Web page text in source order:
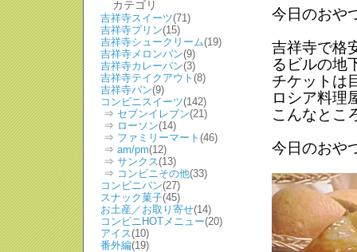
カテゴリ
吉祥寺スイーツ(71)
吉祥寺プリン(15)
吉祥寺シュークリーム(19)
吉祥寺メロンパン(9)
吉祥寺カレーパン(3)
吉祥寺テイクアウト (8)
吉祥寺パン(9)
コンビニスイーツ(142)
⇒ セブンイレブン(21)
⇒ ローソン(14)
⇒ ファミリーマート (46)
⇒ am/pm(12)
⇒ サンクス(13)
⇒ コンビニその他(33)
コンビニパン(27)
スナック菓子(45)
お土産／お取り寄せ(14)
コンビニHOTメニュー(20)
アイス(10)
番外編(19)
今日のおや
吉祥寺で格
るビルの地
チケットは
ロシア料理
こんなとこ
今日のおや